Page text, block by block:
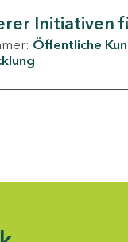
Initiativen
Öffentliche